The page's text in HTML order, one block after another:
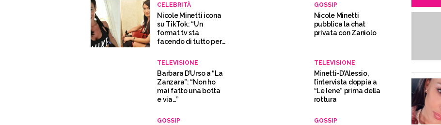
CELEBRITÀ
Nicole Minetti icona
su TikTok: “Un
format tv sta
facendo di tutto per
GOSSIP
Nicole Minetti
pubblica la chat
privata con Zaniolo
TELEVISIONE
Barbara D’Urso a “La
Zanzara”: “Non ho
mai fatto una botta
e via…”
TELEVISIONE
Minetti-D’Alessio,
l’intervista doppia a
“Le Iene” prima della
rottura
GOSSIP GOSSIP